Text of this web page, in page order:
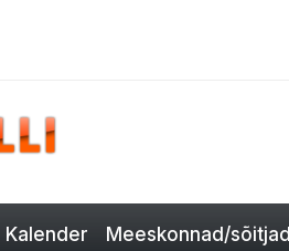
Kalender Meeskonnad/sõitjad